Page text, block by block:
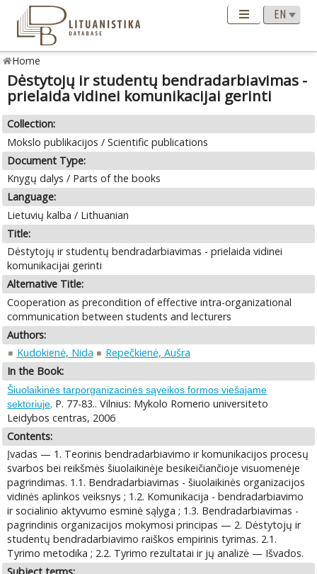
Home
Dėstytojų ir studentų bendradarbiavimas -
prielaida vidinei komunikacijai gerinti
Collection:
Mokslo publikacijos / Scientific publications
Document Type:
Knygų dalys / Parts of the books
Language:
Lietuvių kalba / Lithuanian
Title:
Dėstytojų ir studentų bendradarbiavimas - prielaida vidinei
komunikacijai gerinti
Alternative Title:
Cooperation as precondition of effective intra-organizational
communication between students and lecturers
Authors:
Kudokienė, Nida
Repečkienė, Aušra
In the Book:
Šiuolaikinės tarporganizacinės sąveikos formos viešajame
sektoriuje. P. 77-83.. Vilnius: Mykolo Romerio universiteto
Leidybos centras, 2006
Contents:
Įvadas — 1. Teorinis bendradarbiavimo ir komunikacijos procesų
svarbos bei reikšmės šiuolaikinėje besikeičiančioje visuomenėje
pagrindimas. 1.1. Bendradarbiavimas - šiuolaikinės organizacijos
vidinės aplinkos veiksnys ; 1.2. Komunikacija - bendradarbiavimo
ir socialinio aktyvumo esminė sąlyga ; 1.3. Bendradarbiavimas -
pagrindinis organizacijos mokymosi principas — 2. Dėstytojų ir
studentų bendradarbiavimo raiškos empirinis tyrimas. 2.1.
Tyrimo metodika ; 2.2. Tyrimo rezultatai ir jų analizė — Išvados.